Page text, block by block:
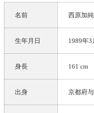
名前 西原加純
生年月日 1989年3
身長 161 cm
出身 京都府